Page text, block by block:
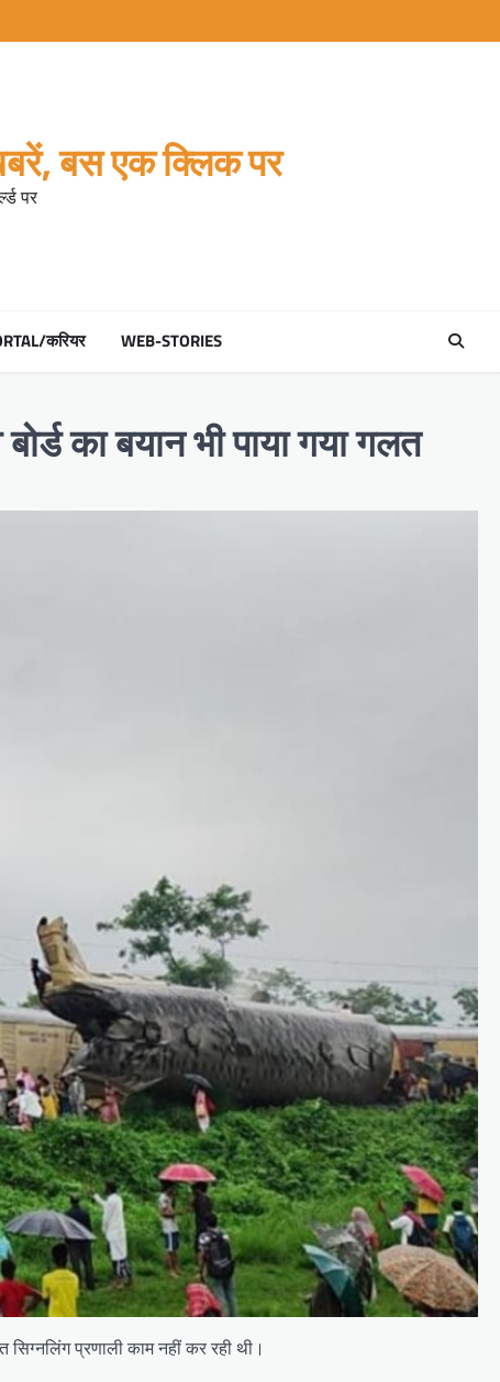
बस एक क्लिक पर
पर
करियर WEB-STORIES
का बयान भी पाया गया गलत
प्रणाली काम नहीं कर रही थी।